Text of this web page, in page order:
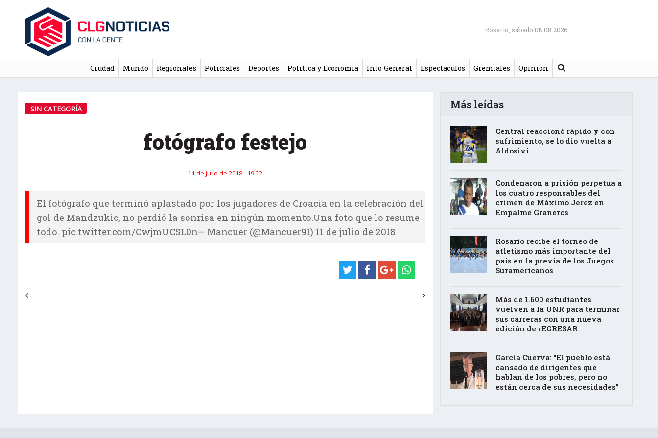
Rosario, sábado 08.08.2026
Ciudad Mundo Regionales Policiales Deportes Política y Economía Info General Espectáculos Gremiales Opinión Buscar
SIN CATEGORÍA
fotógrafo festejo
11 de julio de 2018 - 19:22
El fotógrafo que terminó aplastado por los jugadores de Croacia en la celebración del
gol de Mandzukic, no perdió la sonrisa en ningún momento.Una foto que lo resume
todo. pic.twitter.com/CwjmUCSL0n— Mancuer (@Mancuer91) 11 de julio de 2018
Más leídas
Central reaccionó rápido y con
sufrimiento, se lo dio vuelta a
Aldosivi
Condenaron a prisión perpetua a
los cuatro responsables del
crimen de Máximo Jerez en
Empalme Graneros
Rosario recibe el torneo de
atletismo más importante del
país en la previa de los Juegos
Suramericanos
Más de 1.600 estudiantes
vuelven a la UNR para terminar
sus carreras con una nueva
edición de rEGRESAR
García Cuerva: “El pueblo está
cansado de dirigentes que
hablan de los pobres, pero no
están cerca de sus necesidades”